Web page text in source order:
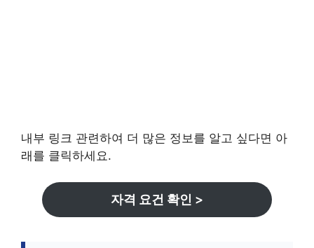
내부 링크 관련하여 더 많은 정보를 알고 싶다면 아
래를 클릭하세요.
자격 요건 확인 >